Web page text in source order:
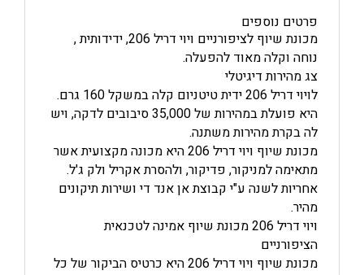
פרטים נוספים
מכונת שיוף לציפורניים ויוי דריל 206, ידידותית ,
נוחה וקלה מאוד להפעלה.
צג מהירות דיגיטלי
לויוי דריל 206 ידית טיטניום קלה במשקל 160 גרם.
היא פועלת במהירות של 35,000 סיבובים לדקה, ויש
לה בקרת מהירות משתנה.
מכונת שיוף ויוי דריל 206 היא מכונה מקצועית אשר
מתאימה למניקור, פדיקור, ולהסרת אקריל ולק ג'ל.
אחריות לשנה ע"י קבוצת אן אנד די ושירות תיקונים
מהיר.
ויוי דריל 206 מכונת שיוף אמינה לטכנאית
הציפורניים
מכונת שיוף ויוי דריל 206 היא כרטיס הביקור של כל